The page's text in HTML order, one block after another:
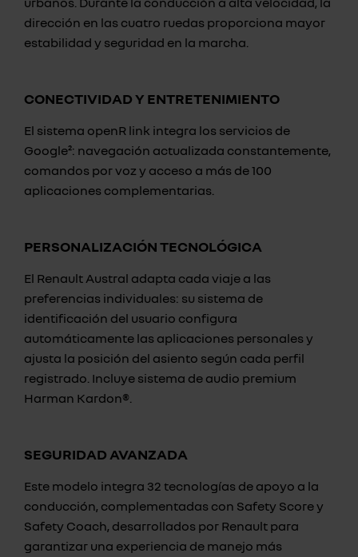
dirección en las cuatro ruedas proporciona mayor
estabilidad y seguridad en la marcha.
CONECTIVIDAD Y ENTRETENIMIENTO
El sistema openR link integra los servicios de
Google²: navegación actualizada constantemente,
comandos por voz y acceso a más de 100
aplicaciones complementarias.
PERSONALIZACIÓN TECNOLÓGICA
El Renault Austral adapta cada viaje a las
preferencias individuales: su sistema de
identificación del usuario configura
automáticamente las aplicaciones personales y
ajusta la posición del asiento según cada perfil
registrado. Incluye sistema de audio premium
Harman Kardon®.
SEGURIDAD AVANZADA
Este modelo integra 32 tecnologías de apoyo a la
conducción, complementadas con Safety Score y
Safety Coach, desarrollados por Renault para
garantizar una experiencia de manejo más